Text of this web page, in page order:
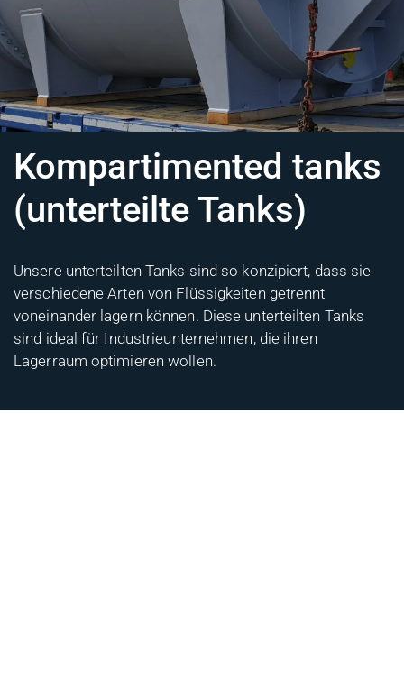
Kompartimented tanks
(unterteilte Tanks)
Unsere unterteilten Tanks sind so konzipiert, dass sie
verschiedene Arten von Flüssigkeiten getrennt
voneinander lagern können. Diese unterteilten Tanks
sind ideal für Industrieunternehmen, die ihren
Lagerraum optimieren wollen.